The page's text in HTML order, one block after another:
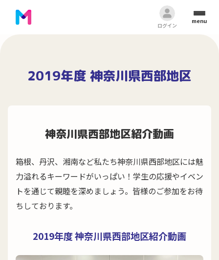
ログイン
menu
2019年度 神奈川県西部地区
神奈川県西部地区紹介動画
箱根、丹沢、湘南など私たち神奈川県西部地区には魅
力溢れるキーワードがいっぱい！学生の応援やイベン
トを通じて親睦を深めましょう。皆様のご参加をお待
ちしております。
2019年度 神奈川県西部地区紹介動画